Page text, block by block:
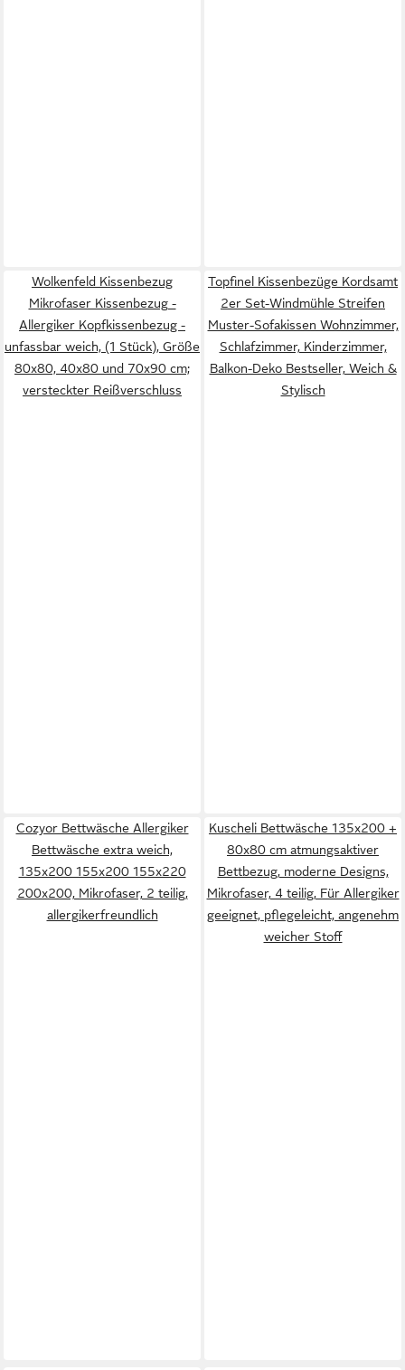
Wolkenfeld Kissenbezug
Mikrofaser Kissenbezug -
Allergiker Kopfkissenbezug -
unfassbar weich, (1 Stück), Größe
80x80, 40x80 und 70x90 cm;
versteckter Reißverschluss
Topfinel Kissenbezüge Kordsamt
2er Set-Windmühle Streifen
Muster-Sofakissen Wohnzimmer,
Schlafzimmer, Kinderzimmer,
Balkon-Deko Bestseller, Weich &
Stylisch
Cozyor Bettwäsche Allergiker
Bettwäsche extra weich,
135x200 155x200 155x220
200x200, Mikrofaser, 2 teilig,
allergikerfreundlich
Kuscheli Bettwäsche 135x200 +
80x80 cm atmungsaktiver
Bettbezug, moderne Designs,
Mikrofaser, 4 teilig, Für Allergiker
geeignet, pflegeleicht, angenehm
weicher Stoff